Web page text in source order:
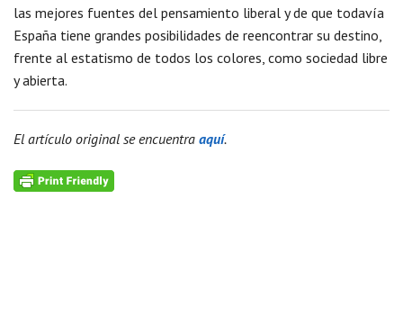
las mejores fuentes del pensamiento liberal y de que todavía
España tiene grandes posibilidades de reencontrar su destino,
frente al estatismo de todos los colores, como sociedad libre
y abierta.
El artículo original se encuentra aquí.